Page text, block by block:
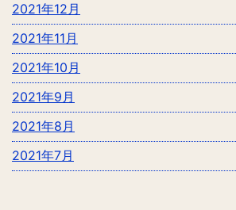
2021年12月
2021年11月
2021年10月
2021年9月
2021年8月
2021年7月